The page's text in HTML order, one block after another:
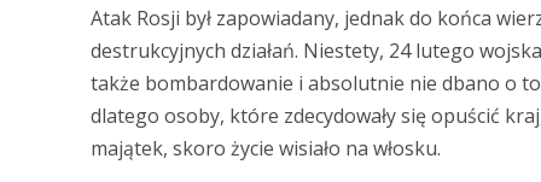
Atak Rosji był zapowiadany, jednak do końca
destrukcyjnych działań. Niestety, 24 lutego
także bombardowanie i absolutnie nie dbano o
dlatego osoby, które zdecydowały się opuścić
majątek, skoro życie wisiało na włosku.